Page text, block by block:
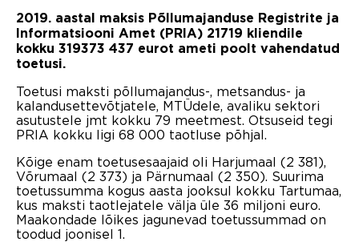
2019. aastal maksis Põllumajanduse Registrite ja
Informatsiooni Amet (PRIA) 21 719 kliendile
kokku 319373 437 eurot ameti poolt vahendatud
toetusi.
Toetusi maksti põllumajandus-, metsandus- ja
kalandusettevõtjatele, MTÜdele, avaliku sektori
asutustele jmt kokku 79 meetmest. Otsuseid tegi
PRIA kokku ligi 68 000 taotluse põhjal.
Kõige enam toetusesaajaid oli Harjumaal (2 381),
Võrumaal (2 373) ja Pärnumaal (2 350). Suurima
toetussumma kogus aasta jooksul kokku Tartumaa,
kus maksti taotlejatele välja üle 36 miljoni euro.
Maakondade lõikes jagunevad toetussummad on
toodud joonisel 1.